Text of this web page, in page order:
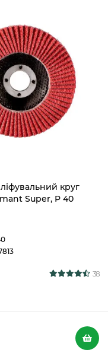
круг
Super, P 40
38